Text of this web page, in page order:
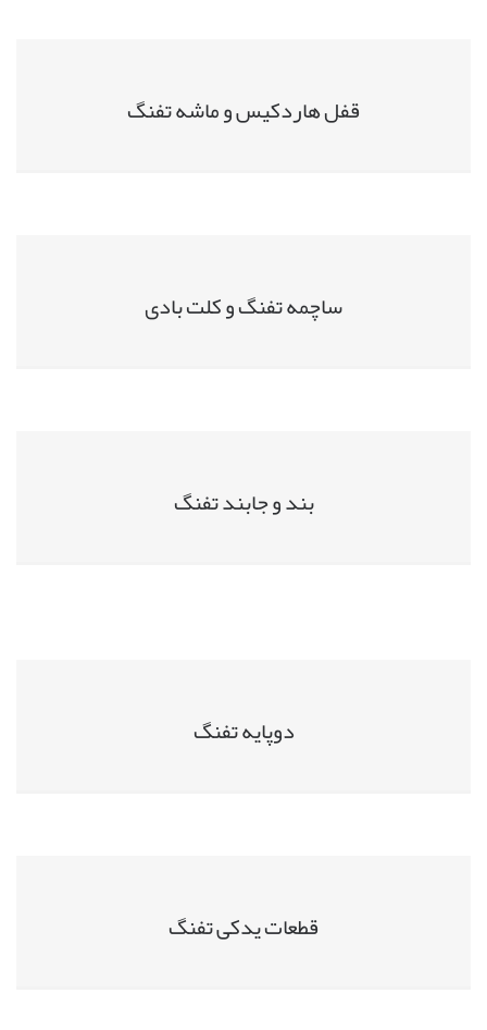
قفل هاردکیس و ماشه تفنگ
ساچمه تفنگ و کلت بادی
بند و جابند تفنگ
دوپایه تفنگ
قطعات یدکی تفنگ